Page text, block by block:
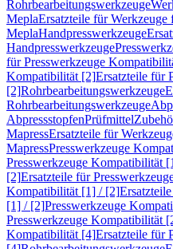
Rohrbearbeitungswerkzeuge
MeplaErsatzteile für Werkzeuge
MeplaHandpresswerkzeuge
Handpresswerkzeuge
für Presswerkzeuge
Kompatibilität [2]Ersatzteile für
[2]Rohrbearbeitungswerkzeuge
Rohrbearbeitungswerkzeuge
AbpressstopfenPrüfmittel
MapressErsatzteile für
MapressPresswerkzeuge
Presswerkzeuge Kompatibilität
[2]Ersatzteile für
Kompatibilität [1] / [2]
[1] / [2]Presswerkzeuge
Presswerkzeuge Kompatibilität
Kompatibilität [4]Ersatzteile für